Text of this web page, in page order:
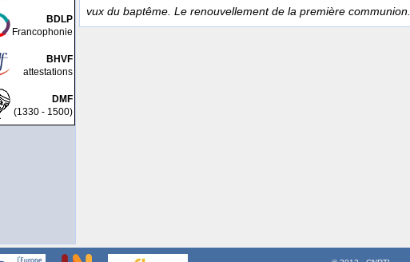
BDLP
Francophonie
BHVF
attestations
DMF
(1330 - 1500)
vux du baptême. Le renouvellement de la première communion.